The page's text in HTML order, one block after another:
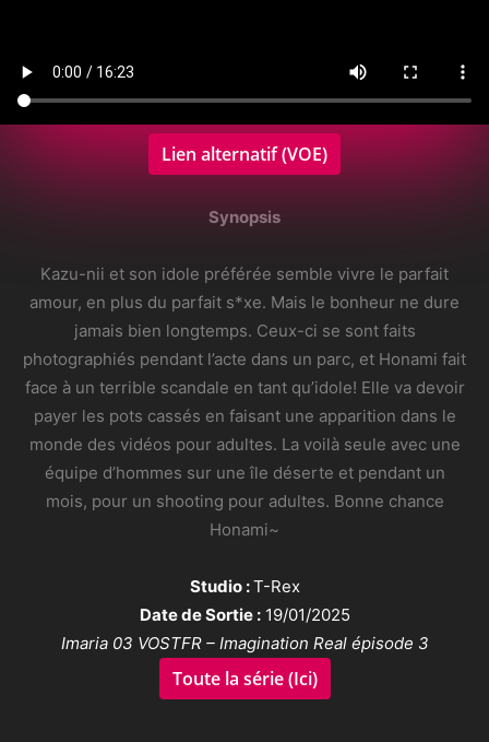
Lien alternatif (VOE)
Synopsis
Kazu-nii et son idole préférée semble vivre le parfait
amour, en plus du parfait s*xe. Mais le bonheur ne dure
jamais bien longtemps. Ceux-ci se sont faits
photographiés pendant l’acte dans un parc, et Honami fait
face à un terrible scandale en tant qu’idole! Elle va devoir
payer les pots cassés en faisant une apparition dans le
monde des vidéos pour adultes. La voilà seule avec une
équipe d’hommes sur une île déserte et pendant un
mois, pour un shooting pour adultes. Bonne chance
Honami~
Studio :T-Rex
Date de Sortie :19/01/2025
Imaria 03 VOSTFR – Imagination Real épisode 3
Toute la série (Ici)